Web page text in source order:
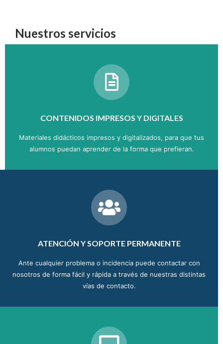
Nuestros servicios
CONTENIDOS IMPRESOS Y DIGITALES
Materiales didácticos impresos y digitalizados, para que tus
alumnos puedan aprender de la forma que prefieran.
ATENCIÓN Y SOPORTE PERMANENTE
Ante cualquier problema o incidencia puede contactar con
nosotros de forma fácil y rápida a través de nuestras distintas
vías de contacto.